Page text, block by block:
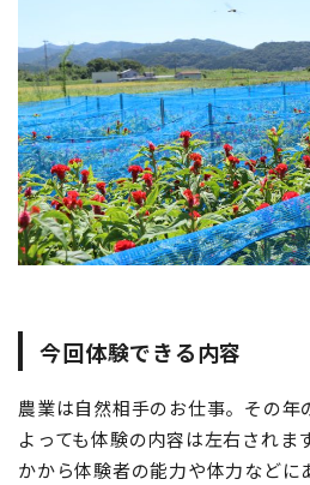
今回体験できる内容
農業は自然相手のお仕事。その年
よっても体験の内容は左右されま
かから体験者の能力や体力などに